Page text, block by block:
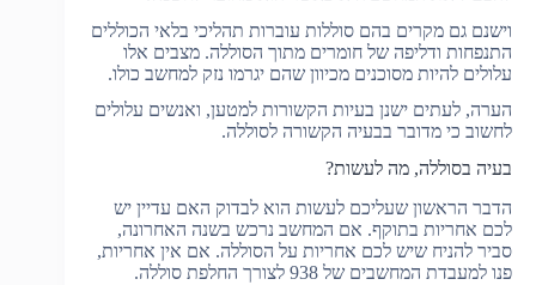
וישנם גם מקרים בהם סוללות עוברות תהליכי בלאי הכוללים
התנפחות ודליפה של חומרים מתוך הסוללה. מצבים אלו
עלולים להיות מסוכנים מכיוון שהם יגרמו נזק למחשב כולו.
הערה, לעתים ישנן בעיות הקשורות למטען, ואנשים עלולים
לחשוב כי מדובר בבעיה הקשורה לסוללה.
בעיה בסוללה, מה לעשות?
הדבר הראשון שעליכם לעשות הוא לבדוק האם עדיין יש
לכם אחריות בתוקף. אם המחשב נרכש בשנה האחרונה,
סביר להניח שיש לכם אחריות על הסוללה. אם אין אחריות,
פנו למעבדת המחשבים של 938 לצורך החלפת סוללה.